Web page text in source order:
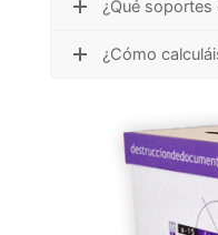
¿Qué
¿Cómo